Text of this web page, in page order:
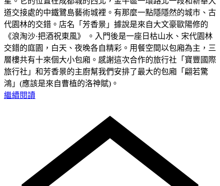
道交接處的中鐵鷺島藝術城裡。有那麼一點隱隱然的城市、古
代園林的交錯。店名「芳香景」據說是來自大文豪歐陽修的
《浪淘沙·把酒祝東風》 。入門後是一座日枯山水、宋代園林
交錯的庭園，白天、夜晚各自精彩。用餐空間以包廂為主，三
層樓共有十來個大小包廂。感謝這次合作的旅行社「寶豐國際
旅行社」和芳香景的主廚幫我們安排了最大的包廂「翩若驚
鴻」(應該是來自曹植的洛神賦)。
繼續閱讀